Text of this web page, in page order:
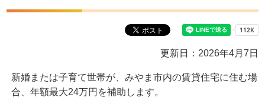
更新日：2026年4月7日
新婚または子育て世帯が、みやま市内の賃貸住宅に住む場
合、年額最大24万円を補助します。